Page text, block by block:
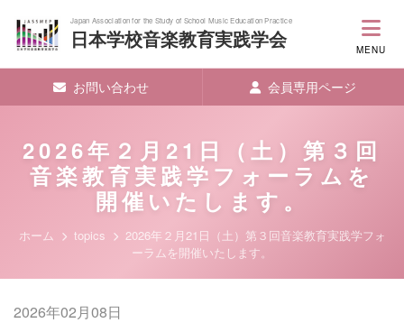
Japan Association for the Study of School Music Education Practice
日本学校音楽教育実践学会 MENU
お問い合わせ 会員専用ページ
2026年２月21日（土）第３回
音楽教育実践学フォーラムを
開催いたします。
ホーム topics
2026年２月21日（土）第３回音楽教育実践学フォ
ーラムを開催いたします。
2026年02月08日